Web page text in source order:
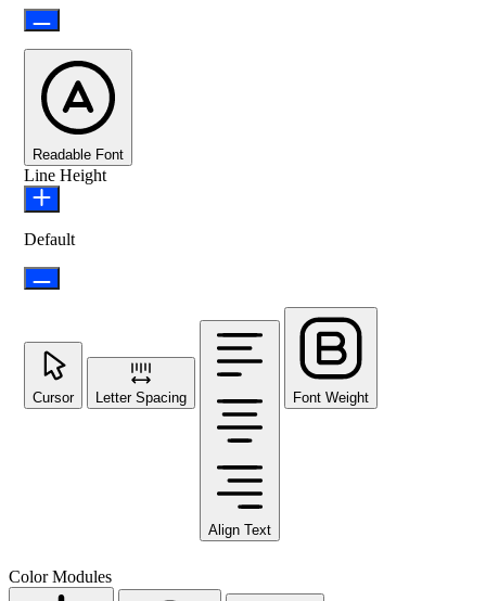
Readable Font
Line Height
Default
Cursor Letter Spacing
Align Text
Font Weight
Color Modules